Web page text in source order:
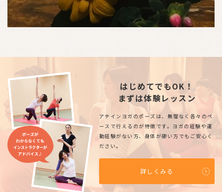
はじめてでもOK！
まずは体験レッスン
アテインヨガのポーズは、無理なく各々のペ
ースで行えるのが特徴です。ヨガの経験や運
動経験がない方、身体が硬い方でもご安心く
ださい。
詳しくみる